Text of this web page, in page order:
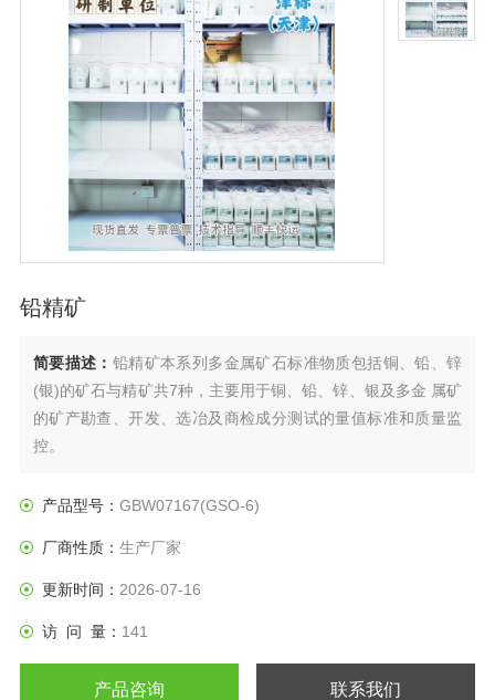
铅精矿
简要描述： 铅精矿本系列多金属矿石标准物质包括铜、铅、锌
(银)的矿石与精矿共7种，主要用于铜、铅、锌、银及多金 属矿
的矿产勘查、开发、选冶及商检成分测试的量值标准和质量监
控。
产品型号： GBW07167(GSO-6)
厂商性质： 生产厂家
更新时间： 2026-07-16
访 问 量： 141
产品咨询 联系我们